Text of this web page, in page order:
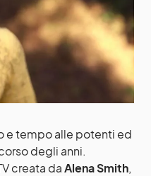
e tempo alle potenti ed
degli anni.
creata daAlena Smith,